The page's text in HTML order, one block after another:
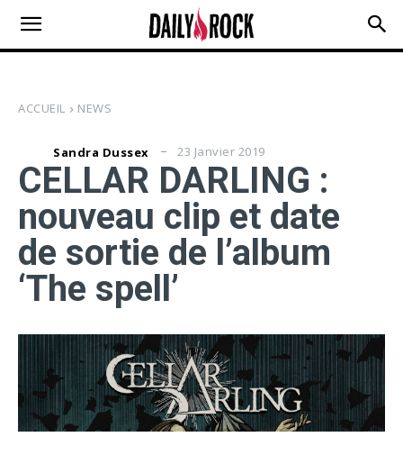
ACCUEIL NEWS
Sandra Dussex 23 Janvier 2019
CELLAR DARLING :
nouveau clip et date
de sortie de l’album
‘The spell’